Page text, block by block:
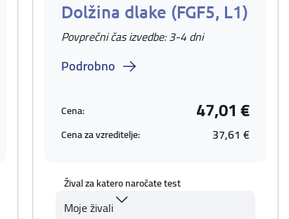
Dolžina dlake (FGF5, L1)
Povprečni čas izvedbe: 3-4 dni
Podrobno
Cena: 47,01 €
Cena za vzreditelje: 37,61 €
Žival za katero naročate test
Moje živali